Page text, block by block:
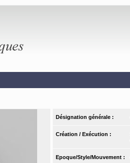
Désignation générale :
Création / Exécution :
Epoque/Style/Mouvement :